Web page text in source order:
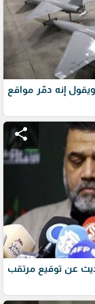
إنه دمّر مواقع
share
عن توقيع مرتقب